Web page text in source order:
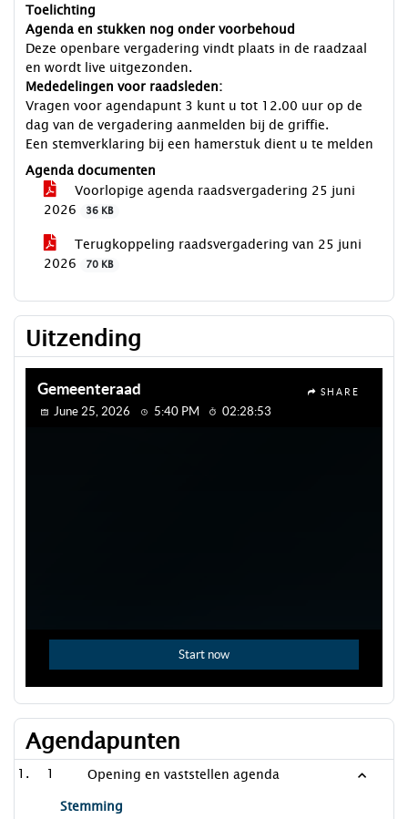
Toelichting
Agenda en stukken nog onder voorbehoud
Deze openbare vergadering vindt plaats in de raadzaal
en wordt live uitgezonden.
Mededelingen voor raadsleden:
Vragen voor agendapunt 3 kunt u tot 12.00 uur op de
dag van de vergadering aanmelden bij de griffie.
Een stemverklaring bij een hamerstuk dient u te melden
Agenda documenten
Voorlopige agenda raadsvergadering 25 juni
2026
36 KB
Terugkoppeling raadsvergadering van 25 juni
2026
70 KB
Uitzending
Agendapunten
1
Opening en vaststellen agenda
Stemming